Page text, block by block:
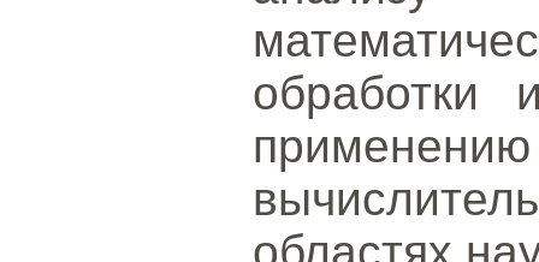
обработки